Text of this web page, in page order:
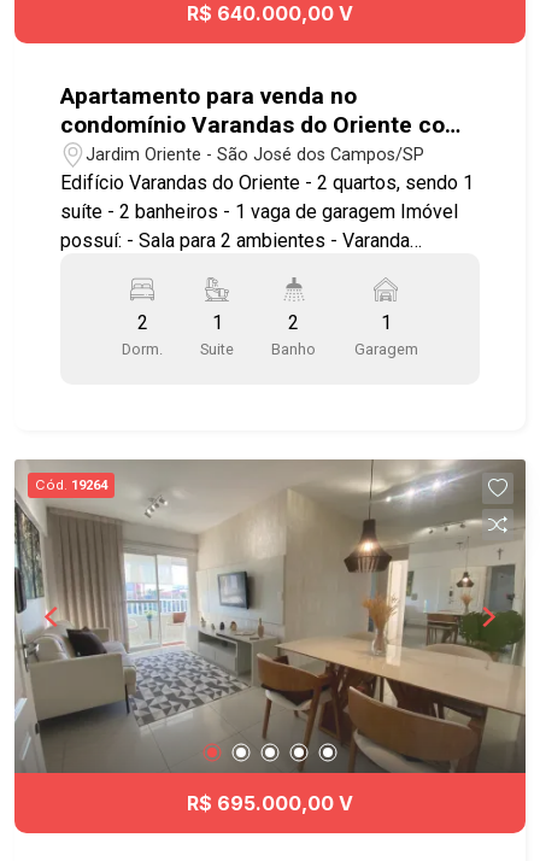
R$ 640.000,00 V
Apartamento para venda no
condomínio Varandas do Oriente com
2 quartos sendo 1 suíte - 77 m² - No
bairro Jardim Oriente - SJC
Jardim Oriente - São José dos Campos/SP
Edifício Varandas do Oriente - 2 quartos, sendo 1
suíte - 2 banheiros - 1 vaga de garagem Imóvel
possuí: - Sala para 2 ambientes - Varanda
americana, planejada - Armários planejados - Ar
condicionado na suíte - Área de serviço com
armários Infraestrutura do condomínio: - Salão de
Supermercado Shibata. Fácil acesso a comércios,
escolas, transporte público e serviços
essenciais. Agende já sua visita!! #imobiliaria
#geraçãoimóveis #aptovenda #aptovendaSJC
#elevador
2
Dorm.
1
Suite
2
Banho
1
Garagem
Cód. 19264
R$ 695.000,00 V